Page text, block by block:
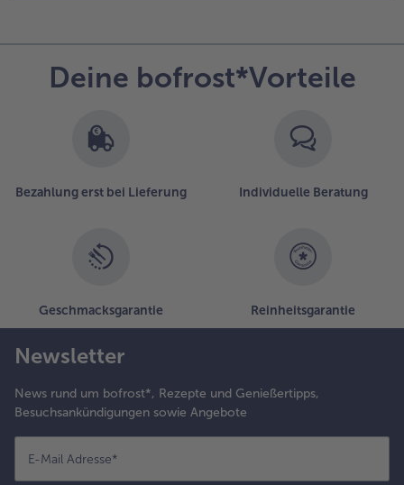
Deine bofrost*Vorteile
Bezahlung erst bei Lieferung Individuelle Beratung
Geschmacksgarantie Reinheitsgarantie
Newsletter
News rund um bofrost*, Rezepte und Genießertipps,
Besuchsankündigungen sowie Angebote
E-Mail Adresse*